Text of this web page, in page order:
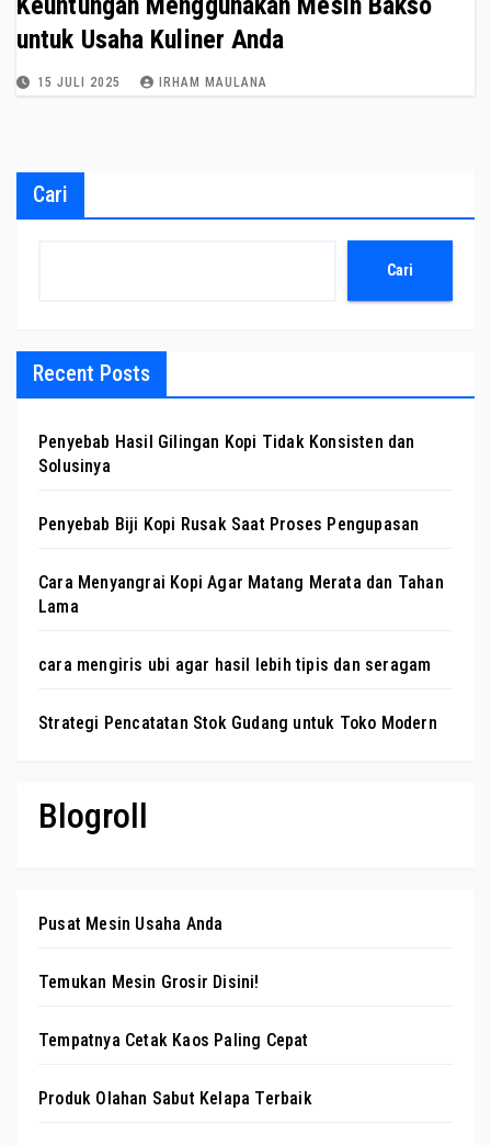
untuk Usaha Kuliner Anda
15 JULI 2025 IRHAM MAULANA
Cari
Cari
Recent Posts
Penyebab Hasil Gilingan Kopi Tidak Konsisten dan
Solusinya
Penyebab Biji Kopi Rusak Saat Proses Pengupasan
Cara Menyangrai Kopi Agar Matang Merata dan Tahan
Lama
cara mengiris ubi agar hasil lebih tipis dan seragam
Strategi Pencatatan Stok Gudang untuk Toko Modern
Blogroll
Pusat Mesin Usaha Anda
Temukan Mesin Grosir Disini!
Tempatnya Cetak Kaos Paling Cepat
Produk Olahan Sabut Kelapa Terbaik